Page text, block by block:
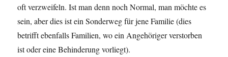
oft verzweifeln. Ist man denn noch Normal, man möchte es
sein, aber dies ist ein Sonderweg für jene Familie (dies
betrifft ebenfalls Familien, wo ein Angehöriger verstorben
ist oder eine Behinderung vorliegt).